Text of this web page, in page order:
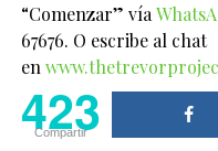
“Comenzar” vía
67676. O escribe al chat
en
423
Compartir